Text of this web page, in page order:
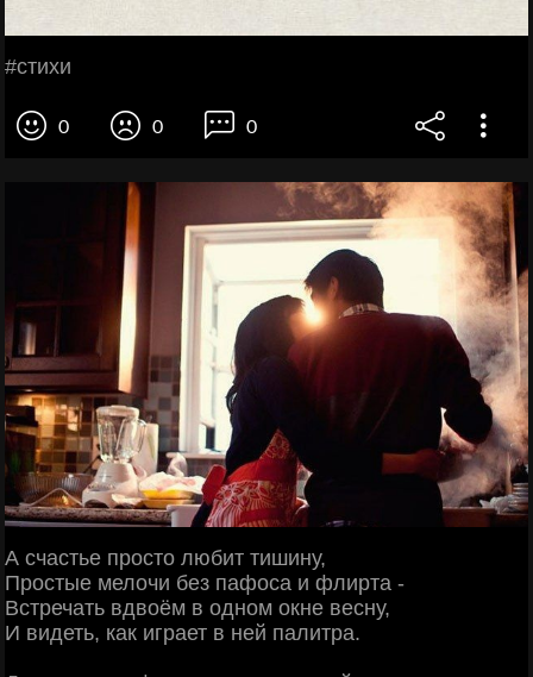
#стихи
0 0 0
А счастье просто любит тишину,
Простые мелочи без пафоса и флирта -
Встречать вдвоём в одном окне весну,
И видеть, как играет в ней палитра.